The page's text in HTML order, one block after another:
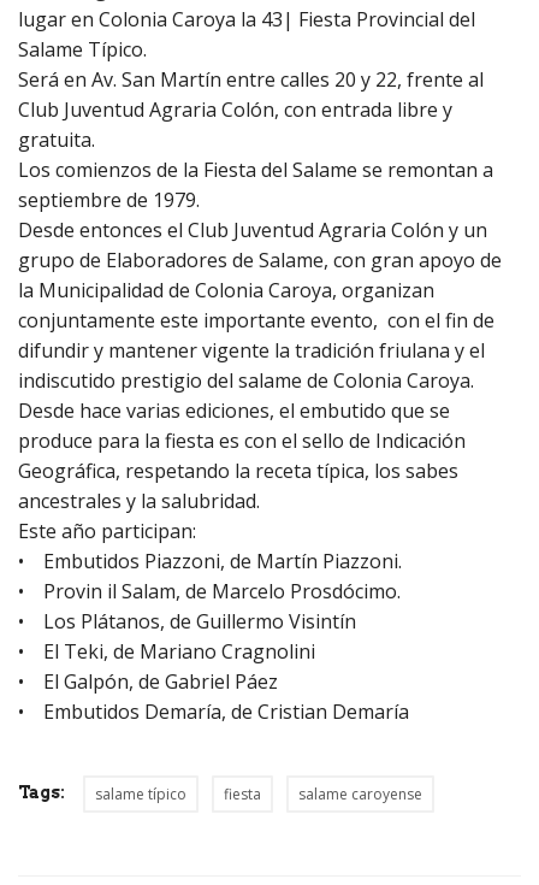
lugar en Colonia Caroya la 43| Fiesta Provincial del
Salame Típico.
Será en Av. San Martín entre calles 20 y 22, frente al
Club Juventud Agraria Colón, con entrada libre y
gratuita.
Los comienzos de la Fiesta del Salame se remontan a
septiembre de 1979.
Desde entonces el Club Juventud Agraria Colón y un
grupo de Elaboradores de Salame, con gran apoyo de
la Municipalidad de Colonia Caroya, organizan
conjuntamente este importante evento, con el fin de
difundir y mantener vigente la tradición friulana y el
indiscutido prestigio del salame de Colonia Caroya.
Desde hace varias ediciones, el embutido que se
produce para la fiesta es con el sello de Indicación
Geográfica, respetando la receta típica, los sabes
ancestrales y la salubridad.
Este año participan:
• Embutidos Piazzoni, de Martín Piazzoni.
• Provin il Salam, de Marcelo Prosdócimo.
• Los Plátanos, de Guillermo Visintín
• El Teki, de Mariano Cragnolini
• El Galpón, de Gabriel Páez
• Embutidos Demaría, de Cristian Demaría
Tags: salame típico fiesta salame caroyense